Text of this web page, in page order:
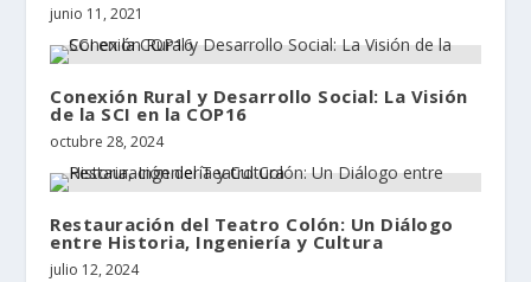
junio 11, 2021
Conexión Rural y Desarrollo Social: La Visión
de la SCI en la COP16
octubre 28, 2024
Restauración del Teatro Colón: Un Diálogo
entre Historia, Ingeniería y Cultura
julio 12, 2024